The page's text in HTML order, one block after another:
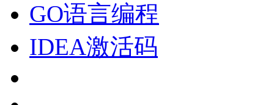
GO语言编程
IDEA激活码